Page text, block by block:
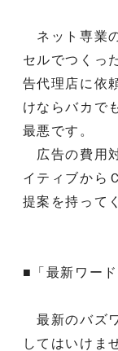
ネット専業
セルでつくっ
告代理店に依
けならバカで
最悪です。
広告の費用
イティブから
提案を持って
■「最新ワー
最新のバズ
してはいけま